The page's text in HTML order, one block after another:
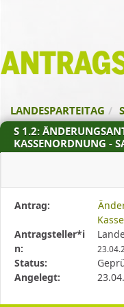
Zur
LANDESPARTEITAG
S 1.2:
KASSENORDNUNG -
Diese
beschreibt
den
Status,
die
Antrag:
Antragsteller*i
n:
Status:
Angelegt: